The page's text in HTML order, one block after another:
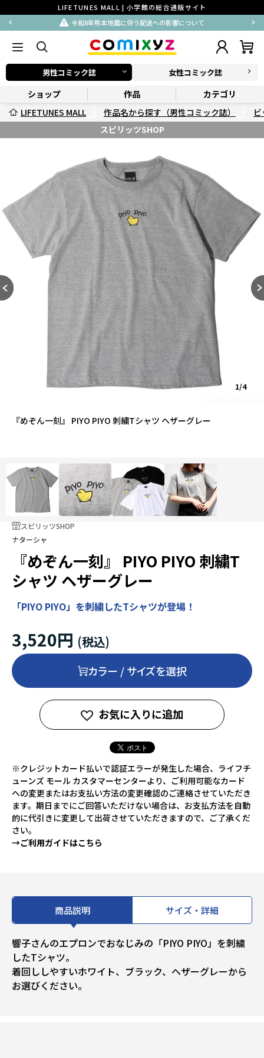
LIFETUNES MALL | 小学館の総合通販サイト
令和8年熊本地震に伴う配送への影響について
男性コミック誌 女性コミック誌
ショップ 作品
カテゴリ
LIFETUNES MALL
作品名から探す（男性コミック誌）
スピリッツSHOP
『めぞん一刻』 PIYO PIYO 刺繍Tシャツ ヘザーグレー
1/4
スピリッツSHOP
ナターシャ
『めぞん一刻』 PIYO PIYO 刺繍T
シャツ ヘザーグレー
「PIYO PIYO」を刺繍したTシャツが登場！
3,520円
カラー / サイズを選択
お気に入りに追加
※クレジットカード払いで認証エラーが発生した場合、ライフチ
ューンズ モール カスタマーセンターより、ご利用可能なカード
への変更またはお支払い方法の変更確認のご連絡させていただき
ます。期日までにご回答いただけない場合は、お支払方法を自動
的に代引きに変更して出荷させていただきますので、ご了承くだ
さい。
→ご利用ガイドはこちら
商品説明 サイズ・詳細
響子さんのエプロンでおなじみの「PIYO PIYO」を刺繍
したTシャツ。
着回ししやすいホワイト、ブラック、ヘザーグレーから
お選びください。